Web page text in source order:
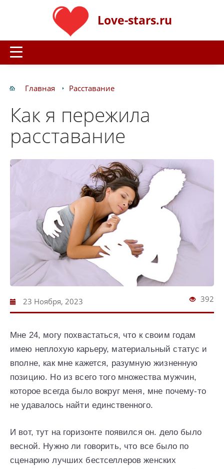
Love-stars.ru
Главная Расставание
Как я пережила
расставание
23 Ноября, 2023 392
Мне 24, могу похвастаться, что к своим годам
имею неплохую карьеру, материальный статус и
вполне, как мне кажется, разумную жизненную
позицию. Но из всего того множества мужчин,
которое всегда было вокруг меня, мне почему-то
не удавалось найти единственного.
И вот, тут на горизонте появился он. дело было
весной. Нужно ли говорить, что все было по
сценарию лучших бестселлеров женских